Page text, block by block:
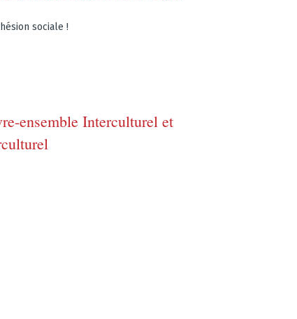
sociale !
ensemble Interculturel et